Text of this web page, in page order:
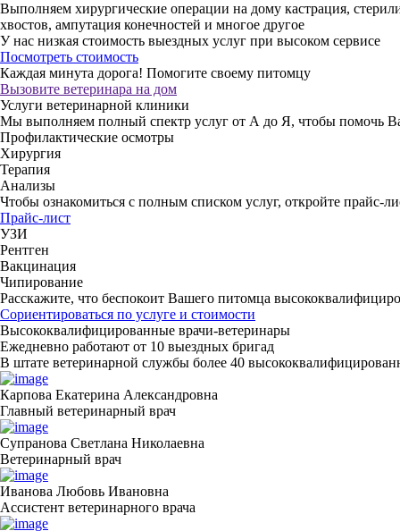
Выполняем хирургические операции на дому кастрация,
хвостов, ампутация конечностей и многое другое
У нас низкая стоимость выездных услуг при высоком сервисе
Посмотреть стоимость
Каждая минута дорога! Помогите своему питомцу
Вызовите ветеринара на дом
Услуги ветеринарной клиники
Мы выполняем полный спектр услуг от А до Я, чтобы помочь
Профилактические осмотры
Хирургия
Терапия
Анализы
Чтобы ознакомиться с полным списком услуг, откройте прайс-
Прайс-лист
УЗИ
Рентген
Вакцинация
Чипирование
Расскажите, что беспокоит Вашего питомца
Сориентироваться по услуге и стоимости
Высококвалифицированные врачи-ветеринары
Ежедневно работают от 10 выездных бригад
В штате ветеринарной службы более 40
Карпова Екатерина Александровна
Главный ветеринарный врач
Супранова Светлана Николаевна
Ветеринарный врач
Иванова Любовь Ивановна
Ассистент ветеринарного врача